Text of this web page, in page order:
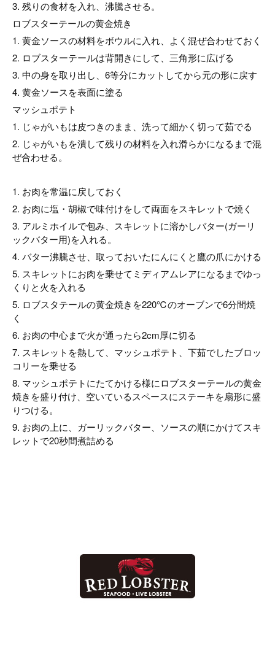
3. 残りの食材を入れ、沸騰させる。
ロブスターテールの黄金焼き
1. 黄金ソースの材料をボウルに入れ、よく混ぜ合わせておく
2. ロブスターテールは背開きにして、三角形に広げる
3. 中の身を取り出し、6等分にカットしてから元の形に戻す
4. 黄金ソースを表面に塗る
マッシュポテト
1. じゃがいもは皮つきのまま、洗って細かく切って茹でる
2. じゃがいもを潰して残りの材料を入れ滑らかになるまで混
ぜ合わせる。
1. お肉を常温に戻しておく
2. お肉に塩・胡椒で味付けをして両面をスキレットで焼く
3. アルミホイルで包み、スキレットに溶かしバター(ガーリ
ックバター用)を入れる。
4. バター沸騰させ、取っておいたにんにくと鷹の爪にかける
5. スキレットにお肉を乗せてミディアムレアになるまでゆっ
くりと火を入れる
5. ロブスタテールの黄金焼きを220℃のオーブンで6分間焼
く
6. お肉の中心まで火が通ったら2cm厚に切る
7. スキレットを熱して、マッシュポテト、下茹でしたブロッ
コリーを乗せる
8. マッシュポテトにたてかける様にロブスターテールの黄金
焼きを盛り付け、空いているスペースにステーキを扇形に盛
りつける。
9. お肉の上に、ガーリックバター、ソースの順にかけてスキ
レットで20秒間煮詰める